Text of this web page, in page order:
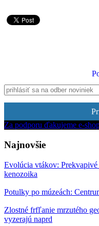
Za podporu ďakujeme e-
Najnovšie
Evolúcia vtákov:
kenozoika
Potulky po múzeách:
Zlostné frfľanie mrzutého
vyzerajú naprd